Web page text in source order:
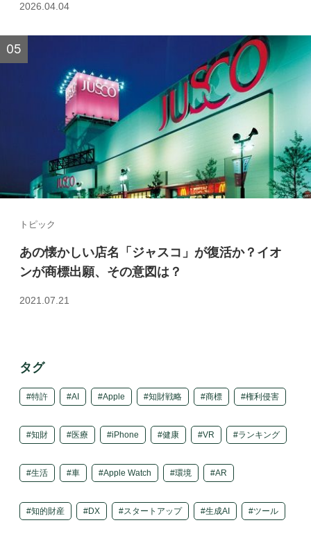
2026.04.04
トピック
あの懐かしい店名「ジャスコ」が復活か？イオ
ンが商標出願、その意図は？
2021.07.21
タグ
特許 AI Apple 知財戦略 商標 権利侵害
知財 医療 iPhone 健康 VR ランキング
生活 車 Apple Watch 環境 AR
知的財産 DX スタートアップ 生成AI ツール